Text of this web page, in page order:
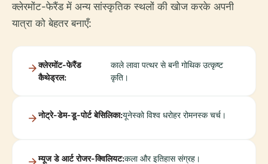
क्लेरमोंट-फेरैंड में अन्य सांस्कृतिक स्थलों की खोज करके अपनी
यात्रा को बेहतर बनाएँ:
क्लेरमोंट-फेरैंड
कैथेड्रल:
काले लावा पत्थर से बनी गोथिक उत्कृष्ट
कृति।
नोट्रे-डेम-डू-पोर्ट बेसिलिका:यूनेस्को विश्व धरोहर रोमनस्क चर्च।
म्यूज डे आर्ट रोजर-क्विलियट:कला और इतिहास संग्रह।